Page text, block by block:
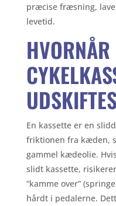
præcise fræsning,
levetid.
En kassette er en
friktionen fra kæden,
gammel kædeolie.
slidt kassette,
“kamme over”
hårdt i pedalerne.